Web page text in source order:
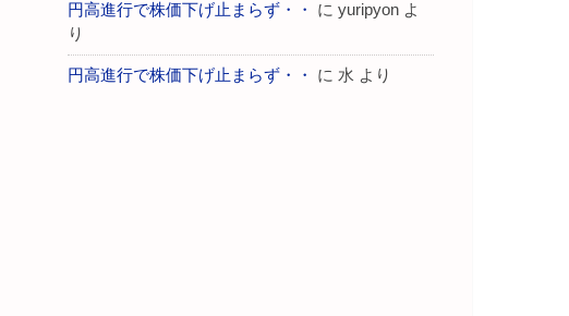
円高進行で株価下げ止まらず・・ に yuripyon よ
り
円高進行で株価下げ止まらず・・ に 水 より